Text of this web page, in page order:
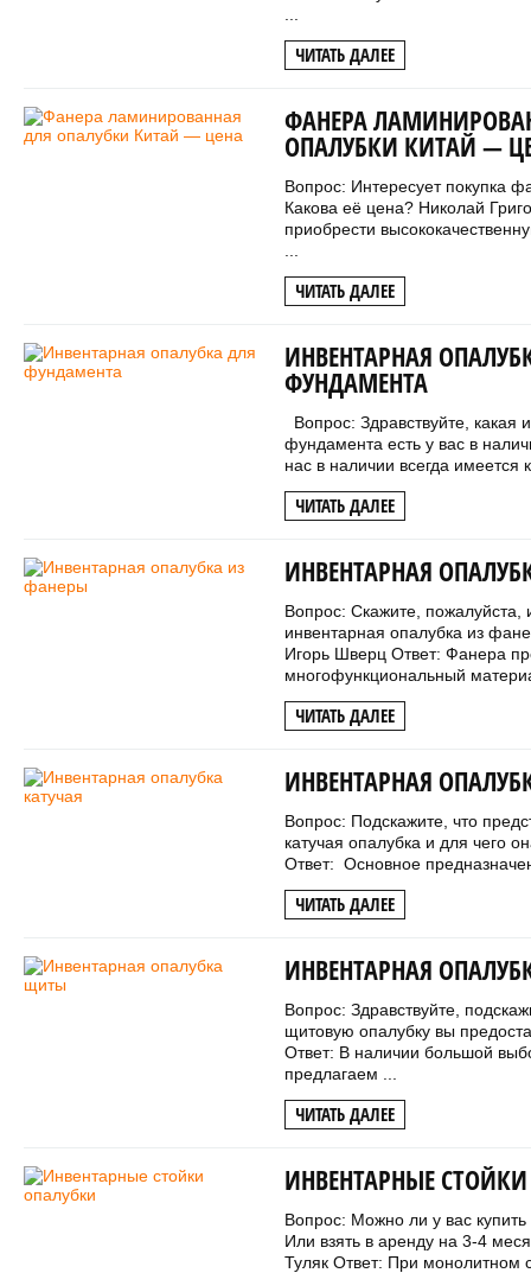
ЧИТАТЬ ДАЛЕЕ
ФАНЕРА
ОПАЛУБКИ КИТАЙ —
Вопрос: Интересует покупка
Какова её цена? Николай
приобрести
ЧИТАТЬ ДАЛЕЕ
ИНВЕНТАРНАЯ
ФУНДАМЕНТА
Вопрос: Здравствуйте, какая
фундамента есть у вас в
нас в наличии всегда имеется
ЧИТАТЬ ДАЛЕЕ
ИНВЕНТАРНАЯ
Вопрос: Скажите, пожалуйста,
инвентарная опалубка из
Игорь Шверц Ответ: Фанера
многофункциональный
ЧИТАТЬ ДАЛЕЕ
ИНВЕНТАРНАЯ
Вопрос: Подскажите, что
катучая опалубка и для чего
Ответ: Основное
ЧИТАТЬ ДАЛЕЕ
ИНВЕНТАРНАЯ
Вопрос: Здравствуйте,
щитовую опалубку вы
Ответ: В наличии большой
предлагаем ...
ЧИТАТЬ ДАЛЕЕ
ИНВЕНТАРНЫЕ
Вопрос: Можно ли у вас
Или взять в аренду на 3­-4
Туляк Ответ: При монолитном